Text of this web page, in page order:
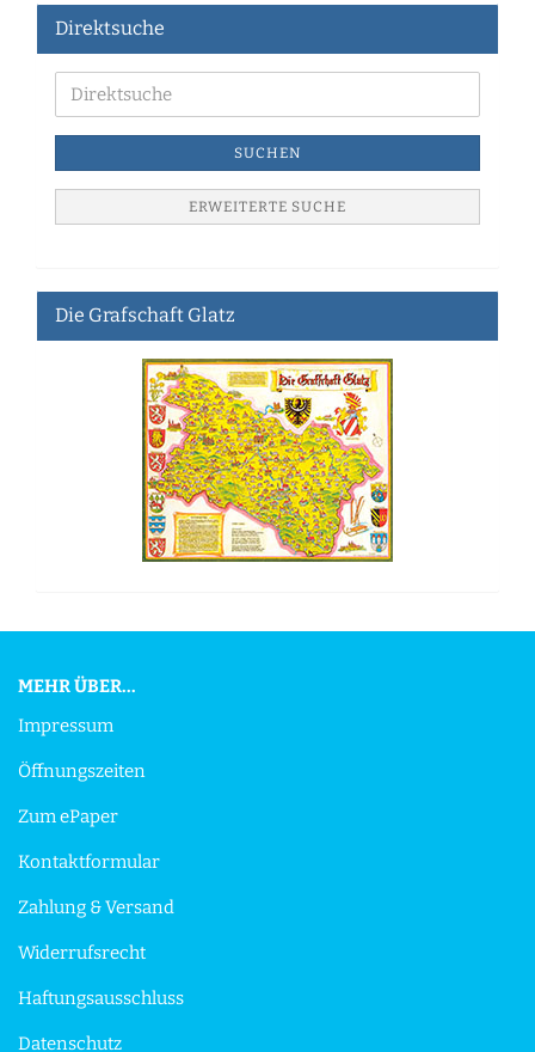
Direktsuche
SUCHEN
ERWEITERTE SUCHE
Die Grafschaft Glatz
MEHR ÜBER...
Impressum
Öffnungszeiten
Zum ePaper
Kontaktformular
Zahlung & Versand
Widerrufsrecht
Haftungsausschluss
Datenschutz